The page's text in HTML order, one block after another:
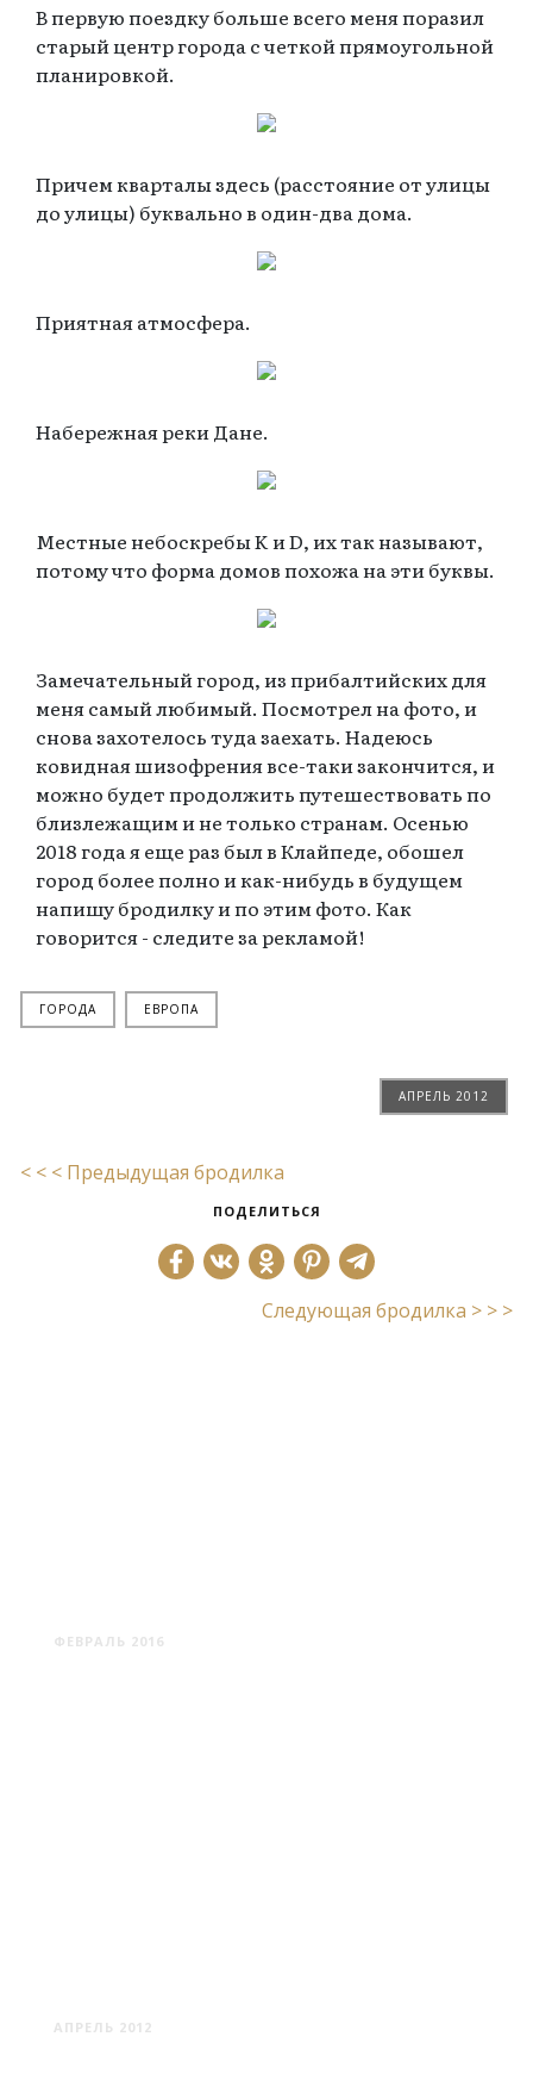
В первую поездку больше всего меня поразил
старый центр города с четкой прямоугольной
планировкой.
Причем кварталы здесь (расстояние от улицы
до улицы) буквально в один-два дома.
Приятная атмосфера.
Набережная реки Дане.
Местные небоскребы K и D, их так называют,
потому что форма домов похожа на эти буквы.
Замечательный город, из прибалтийских для
меня самый любимый. Посмотрел на фото, и
снова захотелось туда заехать. Надеюсь
ковидная шизофрения все-таки закончится, и
можно будет продолжить путешествовать по
близлежащим и не только странам. Осенью
2018 года я еще раз был в Клайпеде, обошел
город более полно и как-нибудь в будущем
напишу бродилку и по этим фото. Как
говорится - следите за рекламой!
ГОРОДА ЕВРОПА
АПРЕЛЬ 2012
< < < Предыдущая бродилка
ПОДЕЛИТЬСЯ
Следующая бродилка > > >
ФЕВРАЛЬ 2016
АПРЕЛЬ 2012